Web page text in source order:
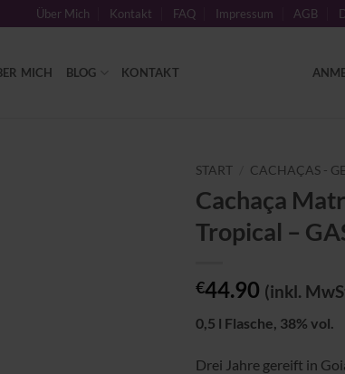
Über Mich Kontakt FAQ Impressum AGB
MICH BLOG KONTAKT
START CACHAÇAS -
Cachaça
Tropical –
€44.90 (inkl.
0,5 l Flasche, 38% vol.
Drei Jahre gereift in